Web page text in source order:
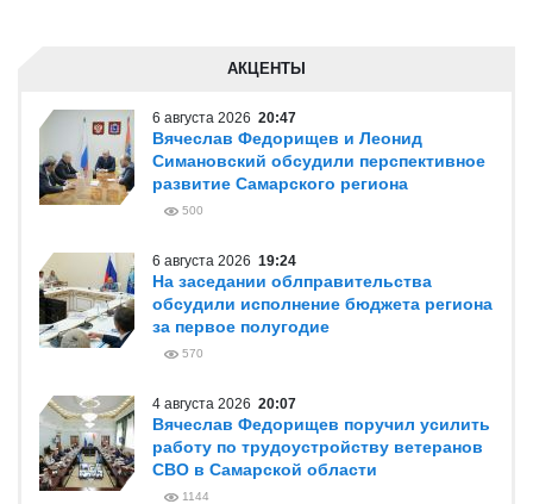
АКЦЕНТЫ
6 августа 2026 20:47
Вячеслав Федорищев и Леонид
Симановский обсудили перспективное
развитие Самарского региона
500
6 августа 2026 19:24
На заседании облправительства
обсудили исполнение бюджета региона
за первое полугодие
570
4 августа 2026 20:07
Вячеслав Федорищев поручил усилить
работу по трудоустройству ветеранов
СВО в Самарской области
1144